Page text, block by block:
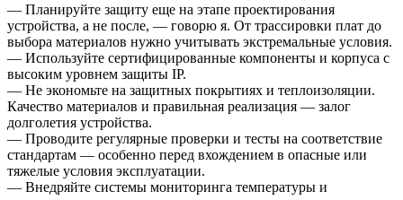
— Планируйте защиту еще на этапе проектирования
устройства, а не после, — говорю я. От трассировки плат до
выбора материалов нужно учитывать экстремальные условия.
— Используйте сертифицированные компоненты и корпуса с
высоким уровнем защиты IP.
— Не экономьте на защитных покрытиях и теплоизоляции.
Качество материалов и правильная реализация — залог
долголетия устройства.
— Проводите регулярные проверки и тесты на соответствие
стандартам — особенно перед вхождением в опасные или
тяжелые условия эксплуатации.
— Внедряйте системы мониторинга температуры и